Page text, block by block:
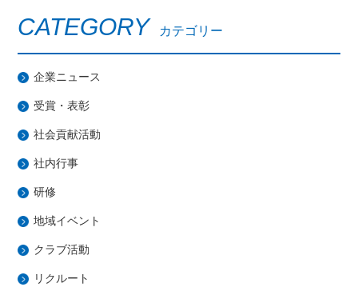
CATEGORY カテゴリー
企業ニュース
受賞・表彰
社会貢献活動
社内行事
研修
地域イベント
クラブ活動
リクルート